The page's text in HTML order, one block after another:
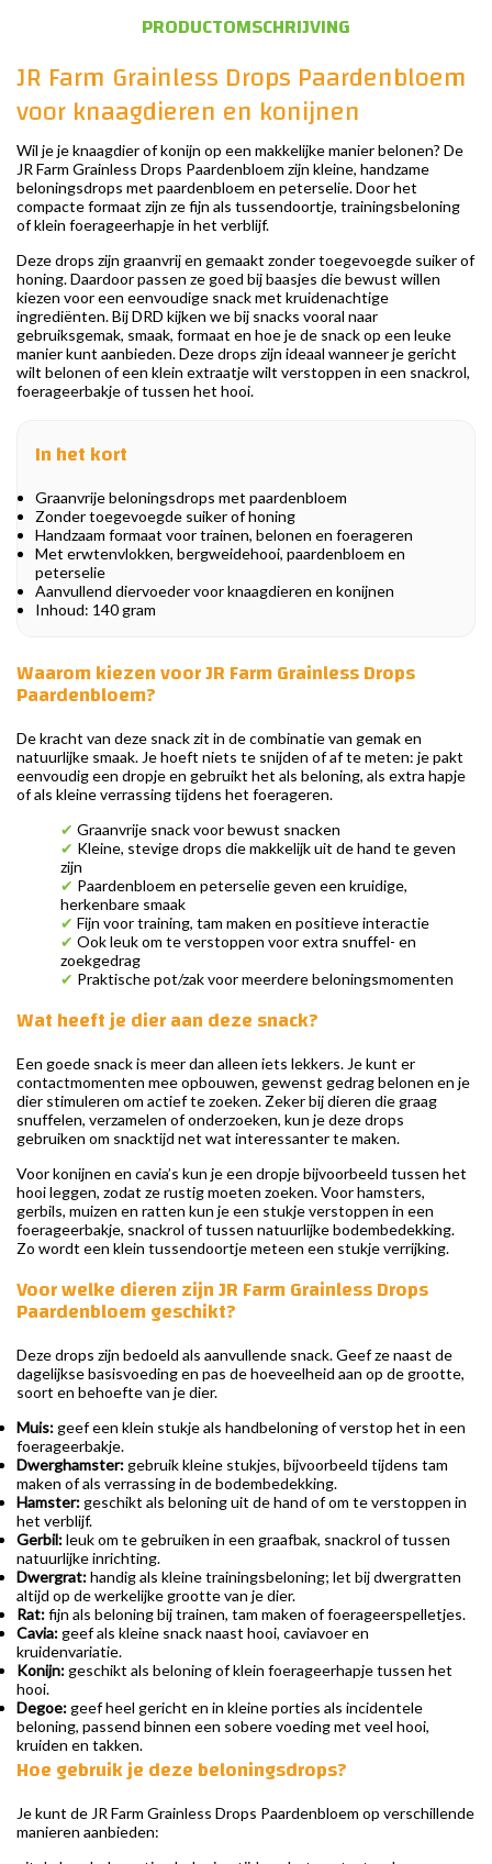
PRODUCTOMSCHRIJVING
JR Farm Grainless Drops Paardenbloem
voor knaagdieren en konijnen
Wil je je knaagdier of konijn op een makkelijke manier belonen? De
JR Farm Grainless Drops Paardenbloem zijn kleine, handzame
beloningsdrops met paardenbloem en peterselie. Door het
compacte formaat zijn ze fijn als tussendoortje, trainingsbeloning
of klein foerageerhapje in het verblijf.
Deze drops zijn graanvrij en gemaakt zonder toegevoegde suiker of
honing. Daardoor passen ze goed bij baasjes die bewust willen
kiezen voor een eenvoudige snack met kruidenachtige
ingrediënten. Bij DRD kijken we bij snacks vooral naar
gebruiksgemak, smaak, formaat en hoe je de snack op een leuke
manier kunt aanbieden. Deze drops zijn ideaal wanneer je gericht
wilt belonen of een klein extraatje wilt verstoppen in een snackrol,
foerageerbakje of tussen het hooi.
In het kort
Graanvrije beloningsdrops met paardenbloem
Zonder toegevoegde suiker of honing
Handzaam formaat voor trainen, belonen en foerageren
Met erwtenvlokken, bergweidehooi, paardenbloem en
peterselie
Aanvullend diervoeder voor knaagdieren en konijnen
Inhoud: 140 gram
Waarom kiezen voor JR Farm Grainless Drops
Paardenbloem?
De kracht van deze snack zit in de combinatie van gemak en
natuurlijke smaak. Je hoeft niets te snijden of af te meten: je pakt
eenvoudig een dropje en gebruikt het als beloning, als extra hapje
of als kleine verrassing tijdens het foerageren.
✔ Graanvrije snack voor bewust snacken
✔ Kleine, stevige drops die makkelijk uit de hand te geven
zijn
✔ Paardenbloem en peterselie geven een kruidige,
herkenbare smaak
✔ Fijn voor training, tam maken en positieve interactie
✔ Ook leuk om te verstoppen voor extra snuffel- en
zoekgedrag
✔ Praktische pot/zak voor meerdere beloningsmomenten
Wat heeft je dier aan deze snack?
Een goede snack is meer dan alleen iets lekkers. Je kunt er
contactmomenten mee opbouwen, gewenst gedrag belonen en je
dier stimuleren om actief te zoeken. Zeker bij dieren die graag
snuffelen, verzamelen of onderzoeken, kun je deze drops
gebruiken om snacktijd net wat interessanter te maken.
Voor konijnen en cavia’s kun je een dropje bijvoorbeeld tussen het
hooi leggen, zodat ze rustig moeten zoeken. Voor hamsters,
gerbils, muizen en ratten kun je een stukje verstoppen in een
foerageerbakje, snackrol of tussen natuurlijke bodembedekking.
Zo wordt een klein tussendoortje meteen een stukje verrijking.
Voor welke dieren zijn JR Farm Grainless Drops
Paardenbloem geschikt?
Deze drops zijn bedoeld als aanvullende snack. Geef ze naast de
dagelijkse basisvoeding en pas de hoeveelheid aan op de grootte,
soort en behoefte van je dier.
Muis:geef een klein stukje als handbeloning of verstop het in een
foerageerbakje.
Dwerghamster:gebruik kleine stukjes, bijvoorbeeld tijdens tam
maken of als verrassing in de bodembedekking.
Hamster:geschikt als beloning uit de hand of om te verstoppen in
het verblijf.
Gerbil:leuk om te gebruiken in een graafbak, snackrol of tussen
natuurlijke inrichting.
Dwergrat:handig als kleine trainingsbeloning; let bij dwergratten
altijd op de werkelijke grootte van je dier.
Rat:fijn als beloning bij trainen, tam maken of foerageerspelletjes.
Cavia:geef als kleine snack naast hooi, caviavoer en
kruidenvariatie.
Konijn:geschikt als beloning of klein foerageerhapje tussen het
hooi.
Degoe:geef heel gericht en in kleine porties als incidentele
beloning, passend binnen een sobere voeding met veel hooi,
kruiden en takken.
Hoe gebruik je deze beloningsdrops?
Je kunt de JR Farm Grainless Drops Paardenbloem op verschillende
manieren aanbieden: